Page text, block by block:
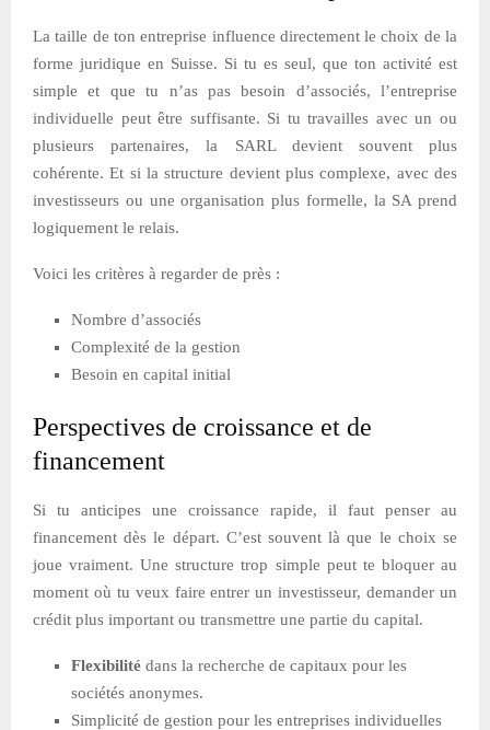
La taille de ton entreprise influence directement le choix de la
forme juridique en Suisse. Si tu es seul, que ton activité est
simple et que tu n’as pas besoin d’associés, l’entreprise
individuelle peut être suffisante. Si tu travailles avec un ou
plusieurs partenaires, la SARL devient souvent plus
cohérente. Et si la structure devient plus complexe, avec des
investisseurs ou une organisation plus formelle, la SA prend
logiquement le relais.
Voici les critères à regarder de près :
Nombre d’associés
Complexité de la gestion
Besoin en capital initial
Perspectives de croissance et de
financement
Si tu anticipes une croissance rapide, il faut penser au
financement dès le départ. C’est souvent là que le choix se
joue vraiment. Une structure trop simple peut te bloquer au
moment où tu veux faire entrer un investisseur, demander un
crédit plus important ou transmettre une partie du capital.
Flexibilité dans la recherche de capitaux pour les
sociétés anonymes.
Simplicité de gestion pour les entreprises individuelles